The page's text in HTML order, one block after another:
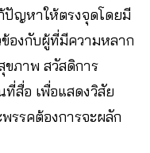
ญหาให้ตรงจุดโดยมี
องกับผู้ที่มีความหลาก
ภาพ สวัสดิการ
สื่อ เพื่อแสดงวิสัย
รรคต้องการจะผลัก